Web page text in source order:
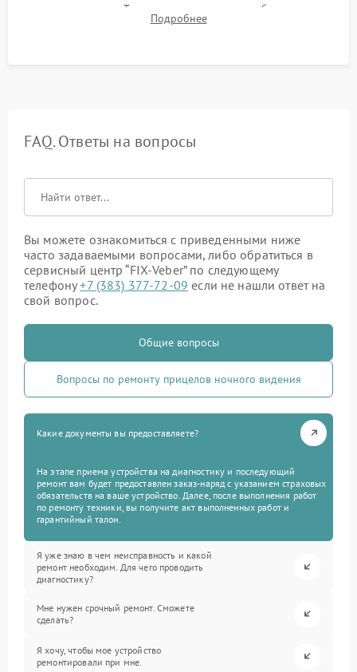
ударном стенде. Тестирование качества изображения в
темноте, дальности обнаружения и корректной работы всех
Подробнее
FAQ. Ответы на вопросы
Вы можете ознакомиться с приведенными ниже
часто задаваемыми вопросами, либо обратиться в
сервисный центр “FIX-Veber” по следующему
телефону+7 (383) 377-72-09 если не нашли ответ на
свой вопрос.
Общие вопросы
Вопросы по ремонту прицелов ночного видения
Какие документы вы предоставляете?
На этапе приема устройства на диагностику и последующий
ремонт вам будет предоставлен заказ-наряд с указанием страховых
обязательств на ваше устройство. Далее, после выполнения работ
по ремонту техники, вы получите акт выполненных работ и
гарантийный талон.
Я уже знаю в чем неисправность и какой
ремонт необходим. Для чего проводить
диагностику?
Мне нужен срочный ремонт. Сможете
сделать?
Я хочу, чтобы мое устройство
ремонтировали при мне.